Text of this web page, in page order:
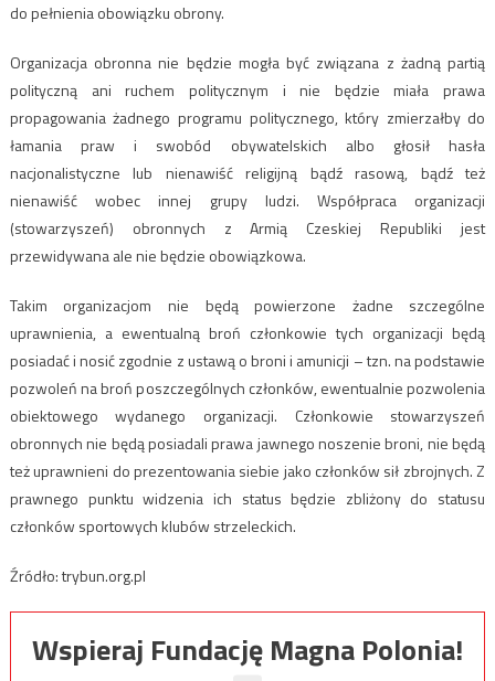
do pełnienia obowiązku obrony.
Organizacja obronna nie będzie mogła być związana z żadną partią
polityczną ani ruchem politycznym i nie będzie miała prawa
propagowania żadnego programu politycznego, który zmierzałby do
łamania praw i swobód obywatelskich albo głosił hasła
nacjonalistyczne lub nienawiść religijną bądź rasową, bądź też
nienawiść wobec innej grupy ludzi. Współpraca organizacji
(stowarzyszeń) obronnych z Armią Czeskiej Republiki jest
przewidywana ale nie będzie obowiązkowa.
Takim organizacjom nie będą powierzone żadne szczególne
uprawnienia, a ewentualną broń członkowie tych organizacji będą
posiadać i nosić zgodnie z ustawą o broni i amunicji – tzn. na podstawie
pozwoleń na broń poszczególnych członków, ewentualnie pozwolenia
obiektowego wydanego organizacji. Członkowie stowarzyszeń
obronnych nie będą posiadali prawa jawnego noszenie broni, nie będą
też uprawnieni do prezentowania siebie jako członków sił zbrojnych. Z
prawnego punktu widzenia ich status będzie zbliżony do statusu
członków sportowych klubów strzeleckich.
Źródło: trybun.org.pl
Wspieraj Fundację Magna Polonia!